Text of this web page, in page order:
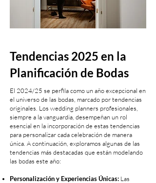
Tendencias 2025 en la
Planificación de Bodas
El 2024/25 se perfila como un año excepcional en
el universo de las bodas, marcado por tendencias
originales. Los wedding planners profesionales,
siempre a la vanguardia, desempeñan un rol
esencial en la incorporación de estas tendencias
para personalizar cada celebración de manera
única. A continuación, exploramos algunas de las
tendencias más destacadas que están modelando
las bodas este año:
Personalización y Experiencias Únicas: Las